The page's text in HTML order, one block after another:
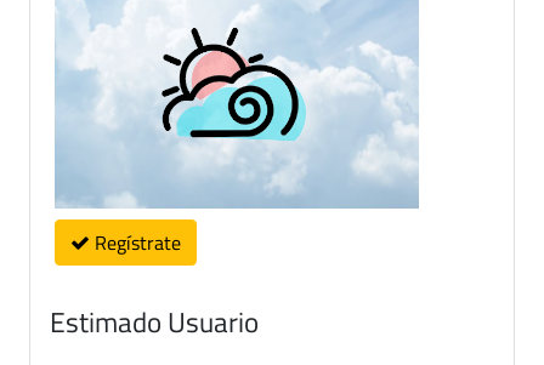
Regístrate
Estimado Usuario